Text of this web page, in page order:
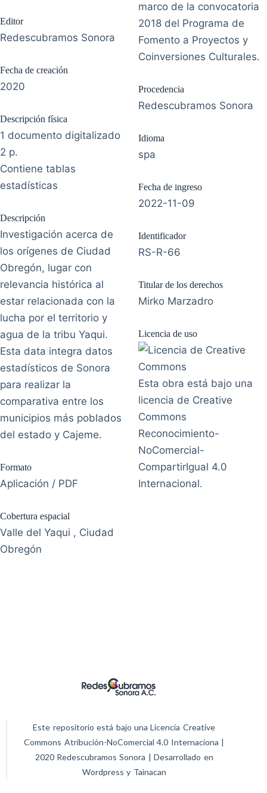
Editor
Redescubramos Sonora
Fecha de creación
2020
Descripción física
1 documento digitalizado
2 p.
Contiene tablas
estadísticas
Descripción
Investigación acerca de
los orígenes de Ciudad
Obregón, lugar con
relevancia histórica al
estar relacionada con la
lucha por el territorio y
agua de la tribu Yaqui.
Esta data integra datos
estadísticos de Sonora
para realizar la
comparativa entre los
municipios más poblados
del estado y Cajeme.
Formato
Aplicación / PDF
Cobertura espacial
Valle del Yaqui , Ciudad
Obregón
marco de la convocatoria
2018 del Programa de
Fomento a Proyectos y
Coinversiones Culturales.
Procedencia
Redescubramos Sonora
Idioma
spa
Fecha de ingreso
2022-11-09
Identificador
RS-R-66
Titular de los derechos
Mirko Marzadro
Licencia de uso
Esta obra está bajo una
licencia de Creative
Commons
Reconocimiento-
NoComercial-
CompartirIgual 4.0
Internacional.
Este repositorio está bajo una Licencia Creative
Commons Atribución-NoComercial 4.0 Internaciona |
2020 Redescubramos Sonora | Desarrollado en
Wordpress y Tainacan